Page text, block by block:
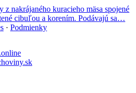
z nakrájaného kuracieho mäsa spojené
cibuľou a korením. Podávajú sa…
· Podmienky